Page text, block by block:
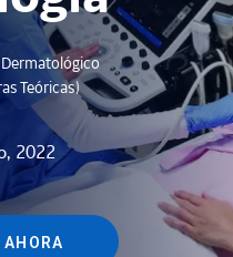
Teóricas)
2022
AHORA